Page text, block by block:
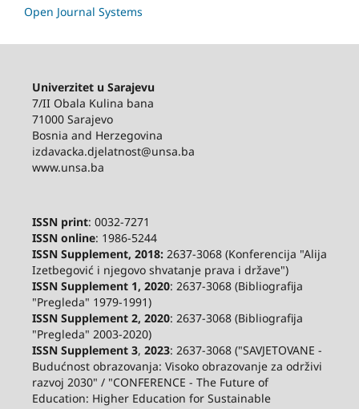
Open Journal Systems
Univerzitet u Sarajevu
7/II Obala Kulina bana
71000 Sarajevo
Bosnia and Herzegovina
izdavacka.djelatnost@unsa.ba
www.unsa.ba
ISSN print: 0032-7271
ISSN online: 1986-5244
ISSN Supplement, 2018:2637-3068 (Konferencija "Alija
Izetbegović i njegovo shvatanje prava i države")
ISSN Supplement 1, 2020: 2637-3068 (Bibliografija
"Pregleda" 1979-1991)
ISSN Supplement 2, 2020: 2637-3068 (Bibliografija
"Pregleda" 2003-2020)
ISSN Supplement 3, 2023: 2637-3068 ("SAVJETOVANE -
Budućnost obrazovanja: Visoko obrazovanje za održivi
razvoj 2030" / "CONFERENCE - The Future of
Education: Higher Education for Sustainable